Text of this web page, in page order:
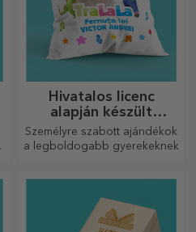
Hivatalos licenc
alapján készült
személyre szabott
ajándékok - TraLaLa
Személyre szabott ajándékok
a legboldogabb gyerekeknek